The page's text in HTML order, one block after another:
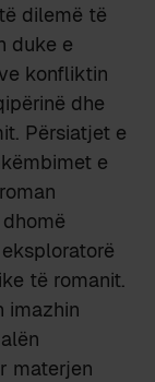
dilemë të
duke e
konfliktin
dhe
Përsiatjet e
e
të romanit.
imazhin
materjen